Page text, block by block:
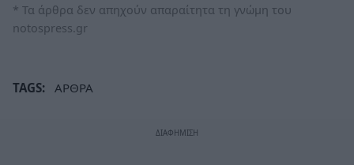
* Τα άρθρα δεν απηχούν απαραίτητα τη γνώμη του
notospress.gr
TAGS: ΑΡΘΡΑ